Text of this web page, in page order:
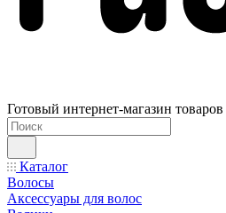
Готовый интернет-магазин
Каталог
Волосы
Аксессуары для волос